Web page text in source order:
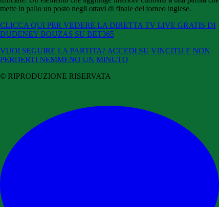
mette in palio un posto negli ottavi di finale del torneo inglese.
CLICCA QUI PER VEDERE LA DIRETTA TV LIVE GRATIS DI
DUDENEY-BOUZAS SU BET365
VUOI SEGUIRE LA PARTITA? ACCEDI SU VINCITU E NON
PERDERTI NEMMENO UN MINUTO
© RIPRODUZIONE RISERVATA